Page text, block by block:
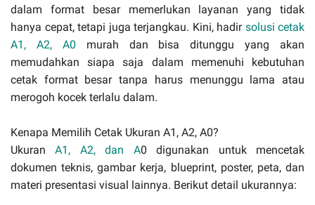
dalam format besar memerlukan layanan yang tidak
hanya cepat, tetapi juga terjangkau. Kini, hadir solusi cetak
A1, A2, A0 murah dan bisa ditunggu yang akan
memudahkan siapa saja dalam memenuhi kebutuhan
cetak format besar tanpa harus menunggu lama atau
merogoh kocek terlalu dalam.
Kenapa Memilih Cetak Ukuran A1, A2, A0?
UkuranA1, A2, dan A0 digunakan untuk mencetak
dokumen teknis, gambar kerja, blueprint, poster, peta, dan
materi presentasi visual lainnya. Berikut detail ukurannya: